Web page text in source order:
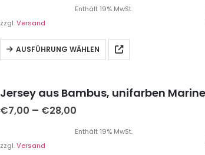
Enthält 19% MwSt.
zzgl.Versand
AUSFÜHRUNG WÄHLEN
Jersey aus Bambus, unifarben Marine
€7,00 – €28,00
Enthält 19% MwSt.
zzgl.Versand